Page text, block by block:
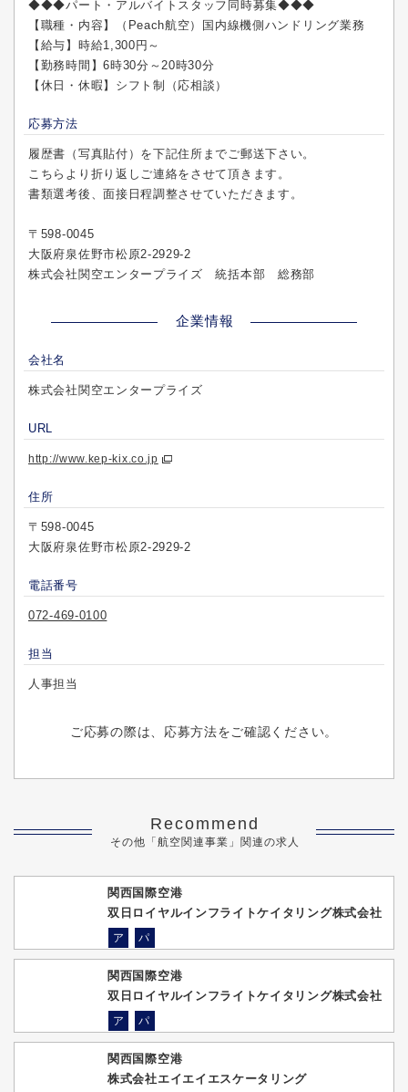
◆◆◆パート・アルバイトスタッフ同時募集◆◆◆
【職種・内容】（Peach航空）国内線機側ハンドリング業務
【給与】時給1,300円～
【勤務時間】6時30分～20時30分
【休日・休暇】シフト制（応相談）
応募方法
履歴書（写真貼付）を下記住所までご郵送下さい。
こちらより折り返しご連絡をさせて頂きます。
書類選考後、面接日程調整させていただきます。
〒598-0045
大阪府泉佐野市松原2-2929-2
株式会社関空エンタープライズ 統括本部 総務部
企業情報
会社名
株式会社関空エンタープライズ
URL
http://www.kep-kix.co.jp
住所
〒598-0045
大阪府泉佐野市松原2-2929-2
電話番号
072-469-0100
担当
人事担当
ご応募の際は、応募方法をご確認ください。
Recommend
その他「航空関連事業」関連の求人
関西国際空港
双日ロイヤルインフライトケイタリング株式会社
ア パ
関西国際空港
双日ロイヤルインフライトケイタリング株式会社
ア パ
関西国際空港
株式会社エイエイエスケータリング